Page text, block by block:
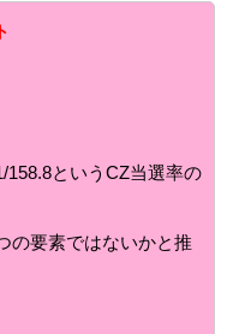
というCZ当選率の
の要素ではないかと推